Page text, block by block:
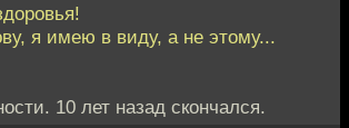
я имею в виду, а не этому...
10 лет назад скончался.